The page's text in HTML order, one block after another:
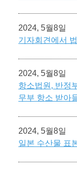
2024, 5월8일
기자회견에서
2024, 5월8일
항소법원, 반정
무부 항소 받아
2024, 5월8일
일본 수산물 표